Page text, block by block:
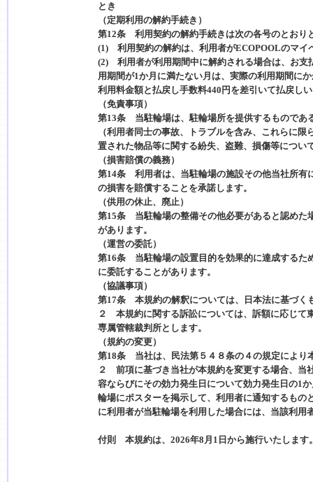
とき
（定期利用の解約手続き）
第12条 利用契約の解約手続きは次の各号のとおり
(1) 利用契約の解約は、利用者がECOPOOLのマイ
(2) 利用者が利用期間中に解約される場合は、お支
用期間が1か月に満たない月は、実際の利用期間に
利用料金額と払戻し手数料440円を差引いて払戻し
（免責事項）
第13条 当駐輪場は、駐輪場所を提供するものであ
（利用者同士の事故、トラブルを含み、これらに
置された物品等に関する紛失、盗難、損傷等につい
（損害賠償の義務）
第14条 利用者は、当駐輪場の施設その他当社所有
の損害を賠償することを承諾します。
（供用の休止、廃止）
第15条 当駐輪場の整備その他必要があると認めた
があります。
（運営の委託）
第16条 当駐輪場の設置目的を効果的に達成するた
に委託することがあります。
（協議事項）
第17条 本規約の解釈については、日本法に基づく
２ 本規約に関する訴訟については、訴額に応じて
専属管轄裁判所とします。
（規約の変更）
第18条 当社は、民法第５４８条の４の規定により
２ 前項に基づき当社が本規約を変更する場合、当
容ならびにその効力発生日について効力発生日の1
輪場にポスターを掲示して、利用者に通知するも
に利用者が当駐輪場を利用した場合には、当該利
付則 本規約は、2026年8月1日から施行いたします